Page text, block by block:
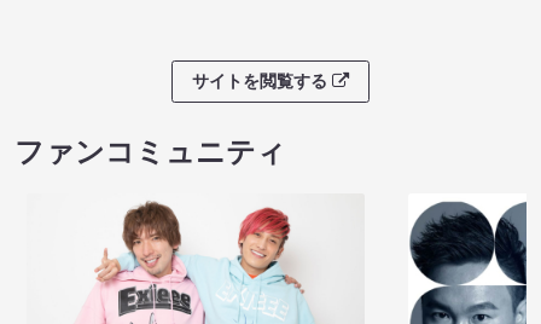
サイトを閲覧する
ファンコミュニティ